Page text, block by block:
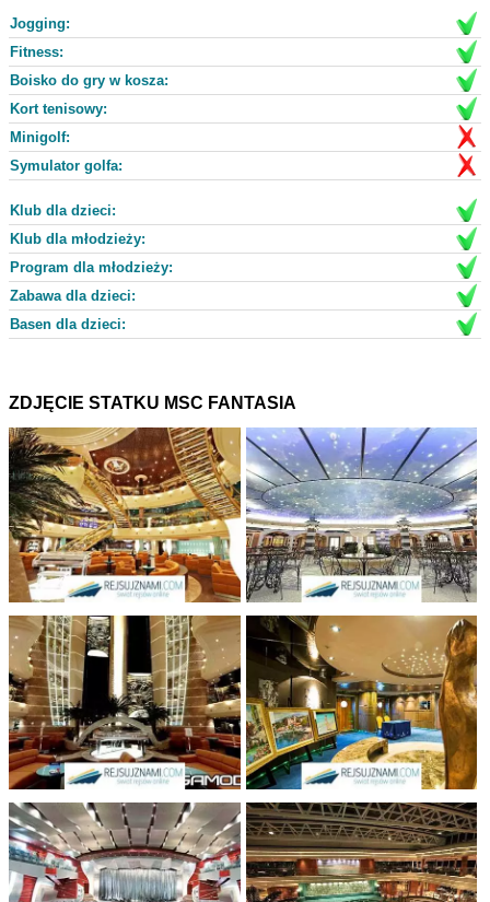
Jogging:
Fitness:
Boisko do gry w kosza:
Kort tenisowy:
Minigolf:
Symulator golfa:
Klub dla dzieci:
Klub dla młodzieży:
Program dla młodzieży:
Zabawa dla dzieci:
Basen dla dzieci:
ZDJĘCIE STATKU MSC FANTASIA